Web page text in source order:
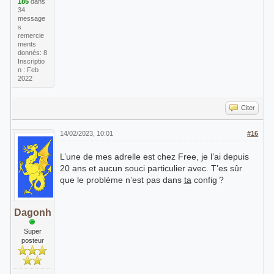
34
message
s
remercie
ments
donnés: 8
Inscriptio
n : Feb
2022
Citer
Dagonh
Super
posteur
#16
14/02/2023, 10:01
L’une de mes adrelle est chez Free, je l’ai depuis
20 ans et aucun souci particulier avec. T’es sûr
que le problème n’est pas dans ta config ?